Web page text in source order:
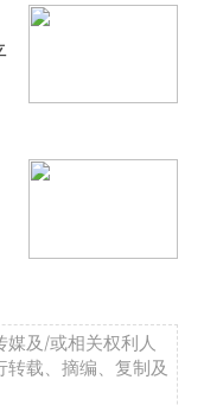
及/或相关权利人
载、摘编、复制及